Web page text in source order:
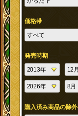
価格帯
発売時期
購入済み商品の除外